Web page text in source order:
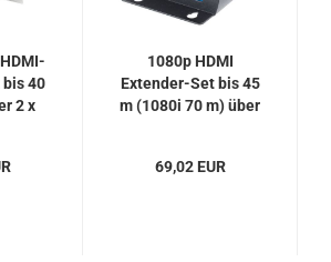
40
2 x
1080p HDMI
Extender-Set bis 45
m (1080i 70 m) über
69,02 EUR